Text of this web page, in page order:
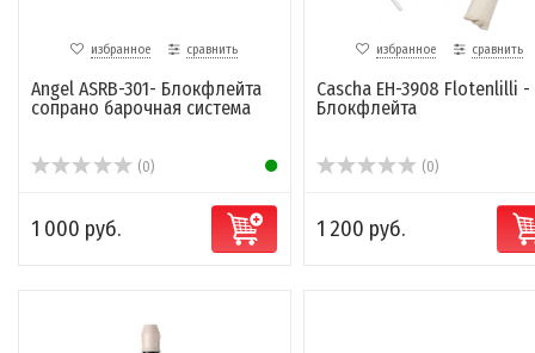
избранное сравнить
Angel ASRB-301- Блокфлейта
сопрано барочная система
(0)
1 000 руб.
избранное сравнить
Cascha EH-3908 Flotenlilli -
Блокфлейта
(0)
1 200 руб.